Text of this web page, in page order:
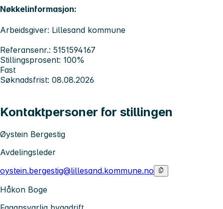
Nøkkelinformasjon:
Arbeidsgiver: Lillesand kommune
Referansenr.: 5151594167
Stillingsprosent: 100%
Fast
Søknadsfrist: 08.08.2026
Kontaktpersoner for stillingen
Øystein Bergestig
Avdelingsleder
oystein.bergestig@lillesand.kommune.no
Håkon Boge